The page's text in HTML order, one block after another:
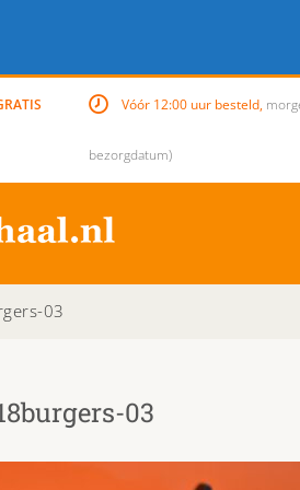
Vóór 12:00 uur besteld,
bezorgdatum)
03
03